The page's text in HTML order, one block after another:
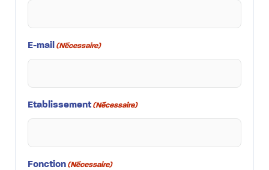
E-mail (Nécessaire)
Etablissement (Nécessaire)
Fonction (Nécessaire)